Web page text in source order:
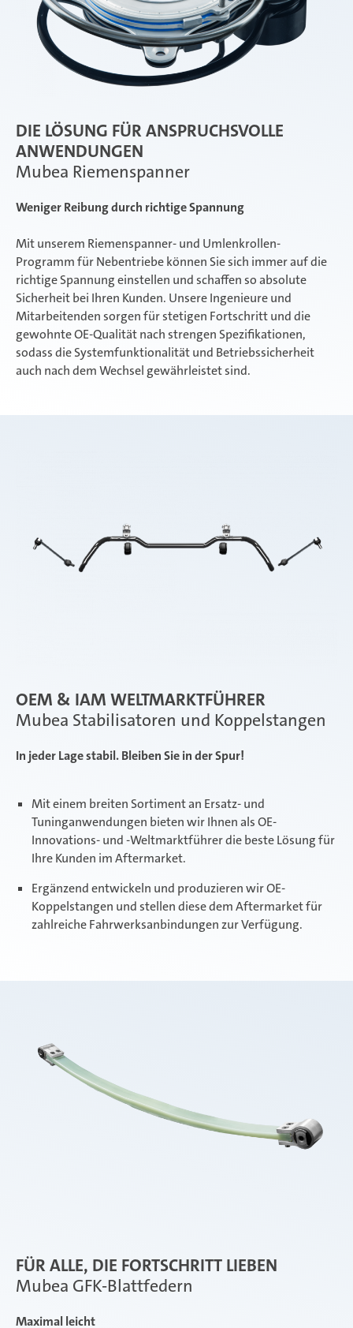
DIE LÖSUNG FÜR ANSPRUCHSVOLLE
ANWENDUNGEN
Mubea Riemenspanner
Weniger Reibung durch richtige Spannung
Mit unserem Riemenspanner- und Umlenkrollen-
Programm für Nebentriebe können Sie sich immer auf die
richtige Spannung einstellen und schaffen so absolute
Sicherheit bei Ihren Kunden. Unsere Ingenieure und
Mitarbeitenden sorgen für stetigen Fortschritt und die
gewohnte OE-Qualität nach strengen Spezifikationen,
sodass die Systemfunktionalität und Betriebssicherheit
auch nach dem Wechsel gewährleistet sind.
OEM & IAM WELTMARKTFÜHRER
Mubea Stabilisatoren und Koppelstangen
In jeder Lage stabil. Bleiben Sie in der Spur!
Mit einem breiten Sortiment an Ersatz- und
Tuninganwendungen bieten wir Ihnen als OE-
Innovations- und -Weltmarktführer die beste Lösung für
Ihre Kunden im Aftermarket.
Ergänzend entwickeln und produzieren wir OE-
Koppelstangen und stellen diese dem Aftermarket für
zahlreiche Fahrwerksanbindungen zur Verfügung.
FÜR ALLE, DIE FORTSCHRITT LIEBEN
Mubea GFK-Blattfedern
Maximal leicht